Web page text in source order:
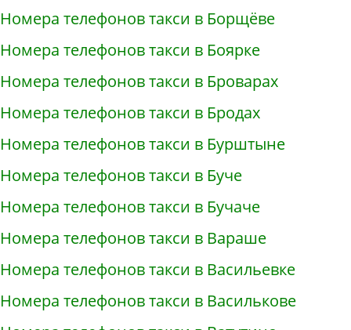
Номера телефонов такси в Борщёве
Номера телефонов такси в Боярке
Номера телефонов такси в Броварах
Номера телефонов такси в Бродах
Номера телефонов такси в Бурштыне
Номера телефонов такси в Буче
Номера телефонов такси в Бучаче
Номера телефонов такси в Вараше
Номера телефонов такси в Васильевке
Номера телефонов такси в Василькове